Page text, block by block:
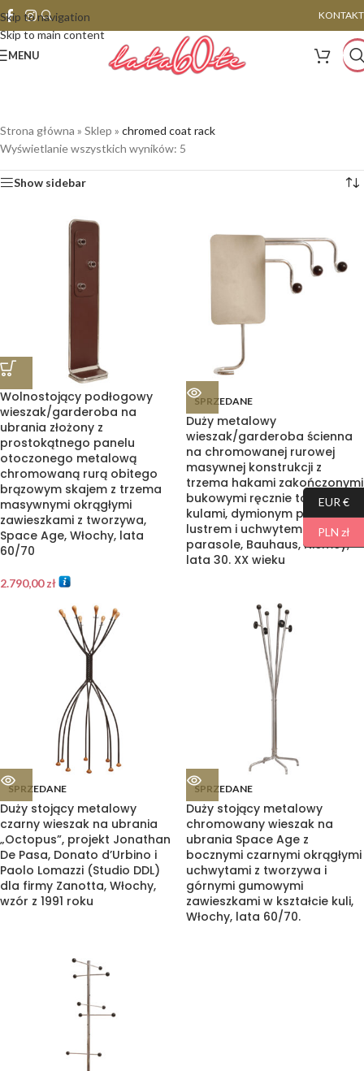
Skip to navigation
Skip to main content
KONTAKT
MENU
Strona główna » Sklep » chromed coat rack
Wyświetlanie wszystkich wyników: 5
Show sidebar
Wolnostojący podłogowy
wieszak/garderoba na
ubrania złożony z
prostokątnego panelu
otoczonego metalową
chromowaną rurą obitego
brązowym skajem z trzema
masywnymi okrągłymi
zawieszkami z tworzywa,
Space Age, Włochy, lata
60/70
2.790,00zł
SPRZEDANE
Duży metalowy
wieszak/garderoba ścienna
na chromowanej rurowej
masywnej konstrukcji z
trzema hakami zakończonymi
bukowymi ręcznie toczonymi
kulami, dymionym pionowym
lustrem i uchwytem na
parasole, Bauhaus, Niemcy,
lata 30. XX wieku
SPRZEDANE
Duży stojący metalowy
czarny wieszak na ubrania
„Octopus”, projekt Jonathan
De Pasa, Donato d’Urbino i
Paolo Lomazzi (Studio DDL)
dla firmy Zanotta, Włochy,
wzór z 1991 roku
SPRZEDANE
Duży stojący metalowy
chromowany wieszak na
ubrania Space Age z
bocznymi czarnymi okrągłymi
uchwytami z tworzywa i
górnymi gumowymi
zawieszkami w kształcie kuli,
Włochy, lata 60/70.
EUR €
PLN zł